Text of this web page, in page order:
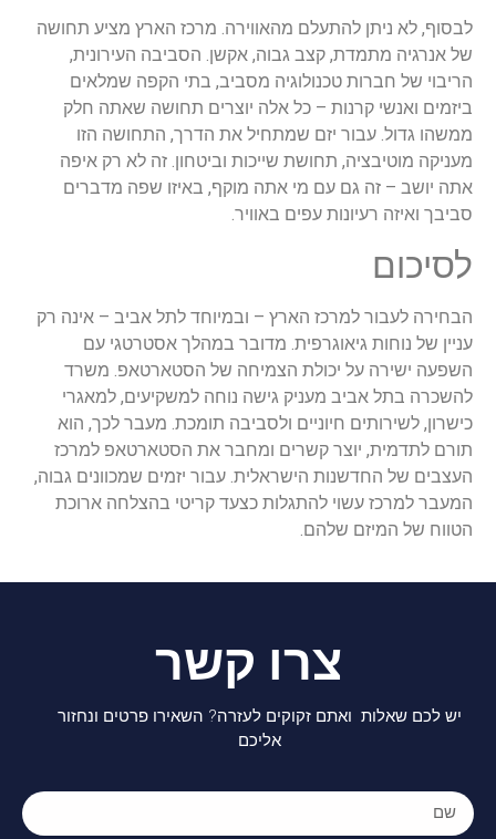
לבסוף, לא ניתן להתעלם מהאווירה. מרכז הארץ מציע תחושה
של אנרגיה מתמדת, קצב גבוה, אקשן. הסביבה העירונית,
הריבוי של חברות טכנולוגיה מסביב, בתי הקפה שמלאים
ביזמים ואנשי קרנות – כל אלה יוצרים תחושה שאתה חלק
ממשהו גדול. עבור יזם שמתחיל את הדרך, התחושה הזו
מעניקה מוטיבציה, תחושת שייכות וביטחון. זה לא רק איפה
אתה יושב – זה גם עם מי אתה מוקף, באיזו שפה מדברים
סביבך ואיזה רעיונות עפים באוויר.
לסיכום
הבחירה לעבור למרכז הארץ – ובמיוחד לתל אביב – אינה רק
עניין של נוחות גיאוגרפית. מדובר במהלך אסטרטגי עם
השפעה ישירה על יכולת הצמיחה של הסטארטאפ. משרד
להשכרה בתל אביב מעניק גישה נוחה למשקיעים, למאגרי
כישרון, לשירותים חיוניים ולסביבה תומכת. מעבר לכך, הוא
תורם לתדמית, יוצר קשרים ומחבר את הסטארטאפ למרכז
העצבים של החדשנות הישראלית. עבור יזמים שמכוונים גבוה,
המעבר למרכז עשוי להתגלות כצעד קריטי בהצלחה ארוכת
הטווח של המיזם שלהם.
צרו קשר
יש לכם שאלות ואתם זקוקים לעזרה? השאירו פרטים ונחזור
אליכם